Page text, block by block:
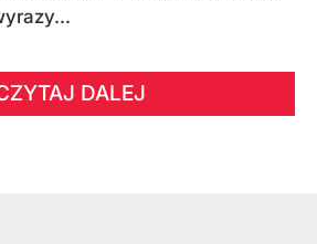
DALEJ